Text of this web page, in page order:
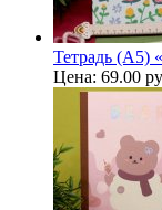
Тетрадь (A5)
Цена: 69.00